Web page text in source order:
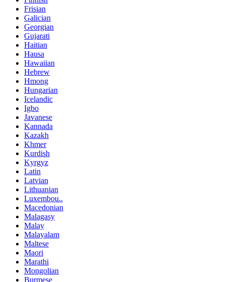
Frisian
Galician
Georgian
Gujarati
Haitian
Hausa
Hawaiian
Hebrew
Hmong
Hungarian
Icelandic
Igbo
Javanese
Kannada
Kazakh
Khmer
Kurdish
Kyrgyz
Latin
Latvian
Lithuanian
Luxembou..
Macedonian
Malagasy
Malay
Malayalam
Maltese
Maori
Marathi
Mongolian
Burmese